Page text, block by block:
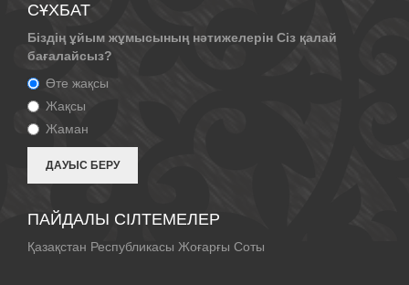
СҰХБАТ
Біздің ұйым жұмысының нәтижелерін Сіз қалай
бағалайсыз?
Өте жақсы
Жақсы
Жаман
ПАЙДАЛЫ СІЛТЕМЕЛЕР
Қазақстан Республикасы Жоғарғы Соты